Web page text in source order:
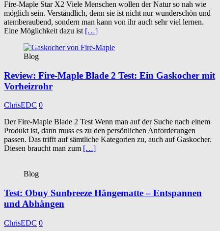
Fire-Maple Star X2 Viele Menschen wollen der Natur so nah wie
möglich sein. Verständlich, denn sie ist nicht nur wunderschön und
atemberaubend, sondern man kann von ihr auch sehr viel lernen.
Eine Möglichkeit dazu ist […]
Blog
Review: Fire-Maple Blade 2 Test: Ein Gaskocher mit
Vorheizrohr
ChrisEDC 0
Der Fire-Maple Blade 2 Test Wenn man auf der Suche nach einem
Produkt ist, dann muss es zu den persönlichen Anforderungen
passen. Das trifft auf sämtliche Kategorien zu, auch auf Gaskocher.
Diesen braucht man zum […]
Blog
Test: Obuy Sunbreeze Hängematte – Entspannen
und Abhängen
ChrisEDC 0